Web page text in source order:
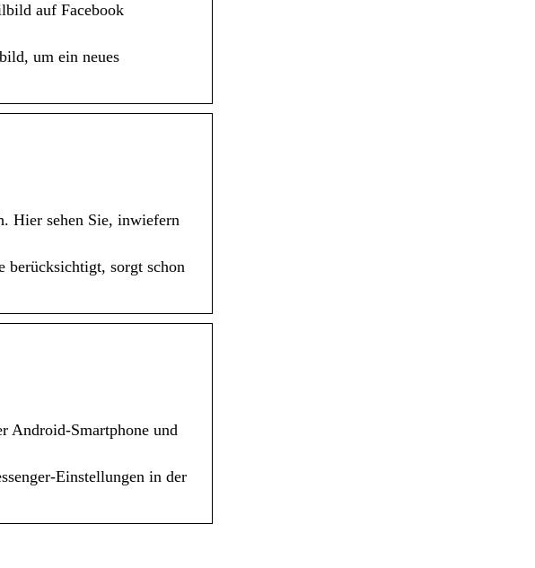
auf Facebook
um ein neues
Hier sehen Sie, inwiefern
berücksichtigt, sorgt schon
Android-Smartphone und
Einstellungen in der